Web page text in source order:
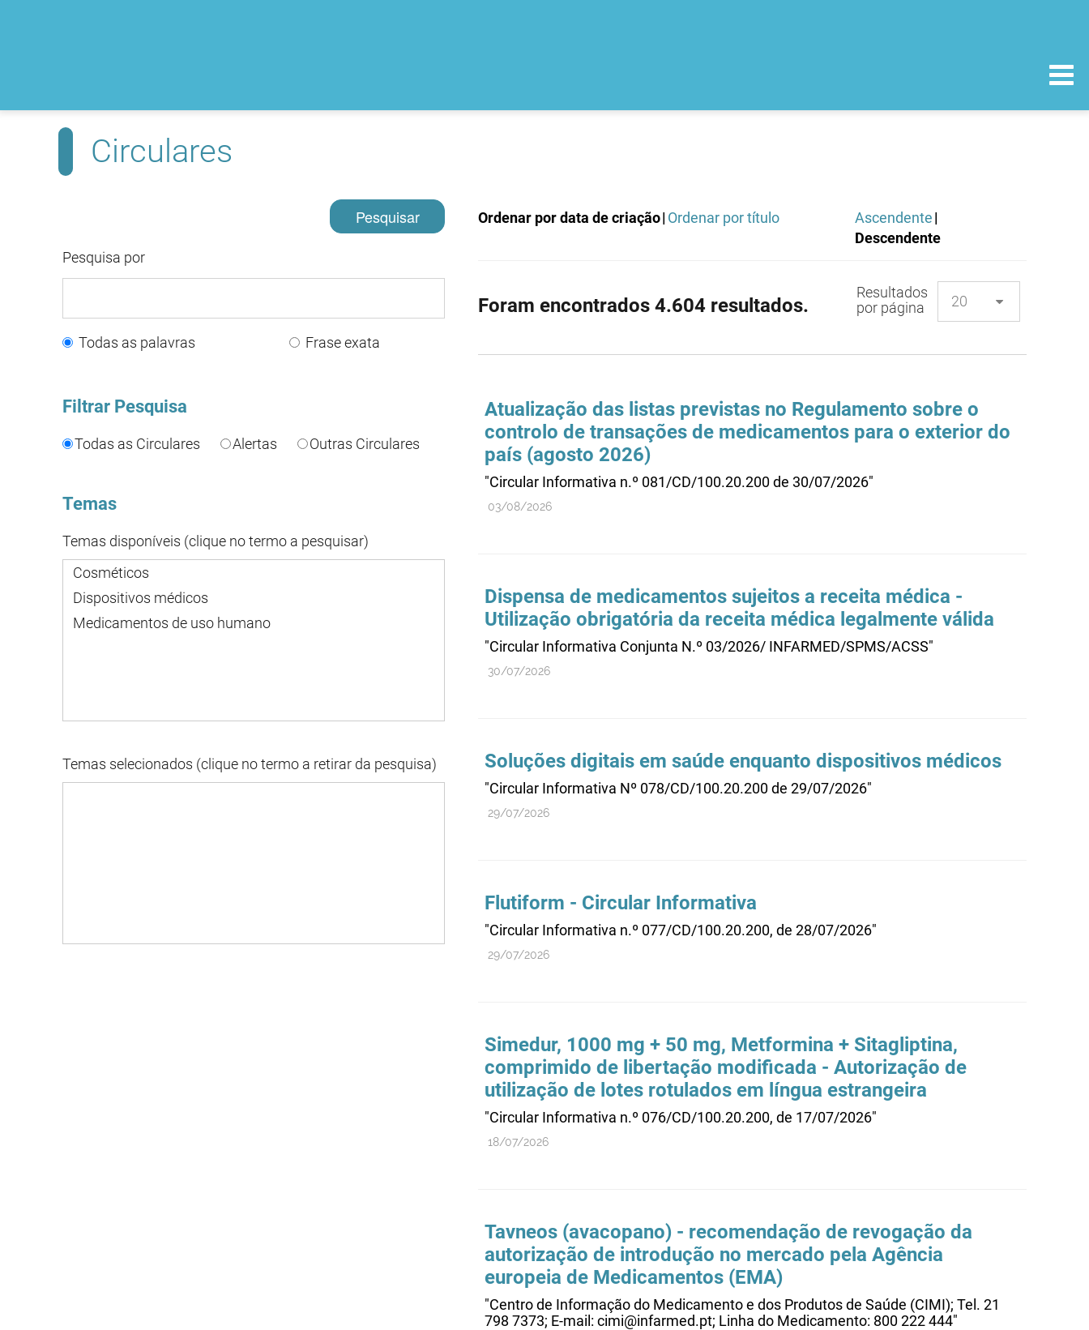
Circulares
Pesquisar
Pesquisa por
Todas as palavras Frase exata
Filtrar Pesquisa
Todas as Circulares Alertas Outras Circulares
Temas
Temas disponíveis (clique no termo a pesquisar)
Cosméticos
Dispositivos médicos
Medicamentos de uso humano
Temas selecionados (clique no termo a retirar da pesquisa)
Ordenar por data de criação| Ordenar por título Ascendente|
Descendente
Foram encontrados 4.604 resultados.
Resultados
por página
Atualização das listas previstas no Regulamento sobre o
controlo de transações de medicamentos para o exterior do
país (agosto 2026)
"Circular Informativa n.º 081/CD/100.20.200 de 30/07/2026"
03/08/2026
Dispensa de medicamentos sujeitos a receita médica -
Utilização obrigatória da receita médica legalmente válida
"Circular Informativa Conjunta N.º 03/2026/ INFARMED/SPMS/ACSS"
30/07/2026
Soluções digitais em saúde enquanto dispositivos médicos
"Circular Informativa Nº 078/CD/100.20.200 de 29/07/2026"
29/07/2026
Flutiform - Circular Informativa
"Circular Informativa n.º 077/CD/100.20.200, de 28/07/2026"
29/07/2026
Simedur, 1000 mg + 50 mg, Metformina + Sitagliptina,
comprimido de libertação modificada - Autorização de
utilização de lotes rotulados em língua estrangeira
"Circular Informativa n.º 076/CD/100.20.200, de 17/07/2026"
18/07/2026
Tavneos (avacopano) - recomendação de revogação da
autorização de introdução no mercado pela Agência
europeia de Medicamentos (EMA)
"Centro de Informação do Medicamento e dos Produtos de Saúde (CIMI); Tel. 21
798 7373; E-mail: cimi@infarmed.pt; Linha do Medicamento: 800 222 444"